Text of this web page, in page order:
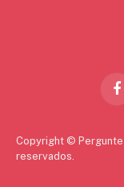
Copyright © Pergunte
reservados.